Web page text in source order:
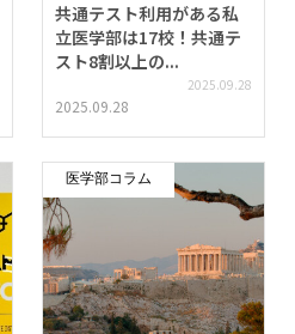
共通テスト利用がある私
立医学部は17校！共通テ
スト8割以上の...
2025.09.28
2025.09.28
医学部コラム